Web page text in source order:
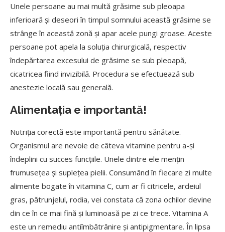
Unele persoane au mai multă grăsime sub pleoapa
inferioară şi deseori în timpul somnului această grăsime se
strânge în această zonă şi apar acele pungi groase. Aceste
persoane pot apela la soluţia chirurgicală, respectiv
îndepărtarea excesului de grăsime se sub pleoapă,
cicatricea fiind invizibilă. Procedura se efectuează sub
anestezie locală sau generală.
Alimentaţia e importantă!
Nutriţia corectă este importantă pentru sănătate.
Organismul are nevoie de câteva vitamine pentru a-şi
îndeplini cu succes funcţiile. Unele dintre ele menţin
frumuseţea şi supleţea pielii. Consumând în fiecare zi multe
alimente bogate în vitamina C, cum ar fi citricele, ardeiul
gras, pătrunjelul, rodia, vei constata că zona ochilor devine
din ce în ce mai fină şi luminoasă pe zi ce trece. Vitamina A
este un remediu antiîmbătrânire şi antipigmentare. În lipsa